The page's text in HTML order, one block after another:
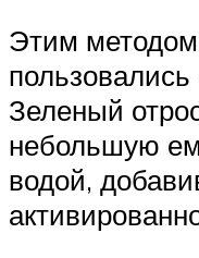
Этим
Зеленый
небольшую
водой,